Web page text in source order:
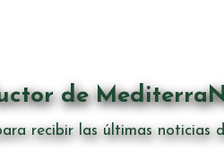
de
recibir las últimas noticias